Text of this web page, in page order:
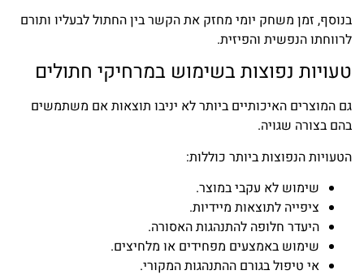
בנוסף, זמן משחק יומי מחזק את הקשר בין החתול לבעליו ותורם
לרווחתו הנפשית והפיזית.
טעויות נפוצות בשימוש במרחיקי חתולים
גם המוצרים האיכותיים ביותר לא יניבו תוצאות אם משתמשים
בהם בצורה שגויה.
הטעויות הנפוצות ביותר כוללות:
שימוש לא עקבי במוצר.
ציפייה לתוצאות מיידיות.
היעדר חלופה להתנהגות האסורה.
שימוש באמצעים מפחידים או מלחיצים.
אי טיפול בגורם ההתנהגות המקורי.